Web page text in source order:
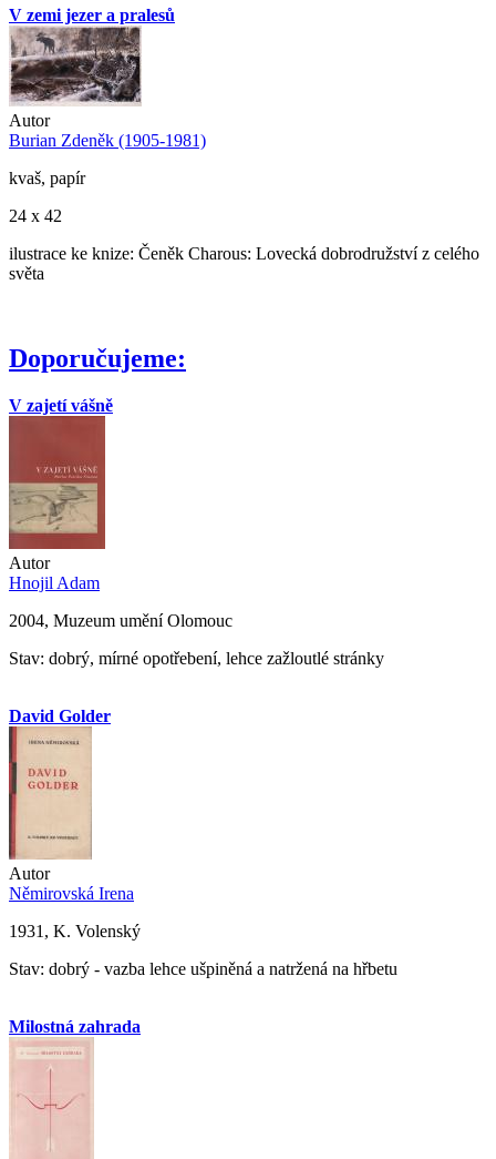
V zemi jezer a pralesů
Autor
Burian Zdeněk (1905-1981)
kvaš, papír
24 x 42
ilustrace ke knize: Čeněk Charous: Lovecká dobrodružství z celého
světa
Doporučujeme:
V zajetí vášně
Autor
Hnojil Adam
2004, Muzeum umění Olomouc
Stav: dobrý, mírné opotřebení, lehce zažloutlé stránky
David Golder
Autor
Němirovská Irena
1931, K. Volenský
Stav: dobrý - vazba lehce ušpiněná a natržená na hřbetu
Milostná zahrada